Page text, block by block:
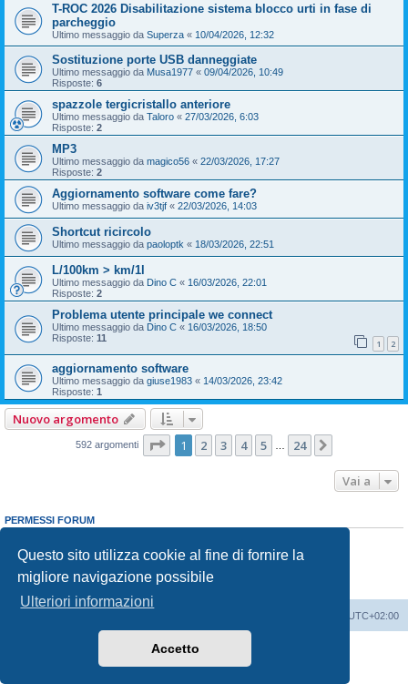
Questo sito utilizza cookie al fine di fornire la
migliore navigazione possibile
Ulteriori informazioni
Accetto
T-ROC 2026 Disabilitazione sistema blocco urti in fase di
parcheggio
Ultimo messaggio da Superza « 10/04/2026, 12:32
Sostituzione porte USB danneggiate
Ultimo messaggio da Musa1977 « 09/04/2026, 10:49
Risposte: 6
spazzole tergicristallo anteriore
Ultimo messaggio da Taloro « 27/03/2026, 6:03
Risposte: 2
MP3
Ultimo messaggio da magico56 « 22/03/2026, 17:27
Risposte: 2
Aggiornamento software come fare?
Ultimo messaggio da iv3tjf « 22/03/2026, 14:03
Shortcut ricircolo
Ultimo messaggio da paoloptk « 18/03/2026, 22:51
L/100km > km/1l
Ultimo messaggio da Dino C « 16/03/2026, 22:01
Risposte: 2
Problema utente principale we connect
Ultimo messaggio da Dino C « 16/03/2026, 18:50
Risposte: 11 1 2
aggiornamento software
Ultimo messaggio da giuse1983 « 14/03/2026, 23:42
Risposte: 1
Nuovo argomento
592 argomenti Pagina di 24
1 2 3 4 5 24
Vai a
PERMESSI FORUM
Non puoirispondere negli argomenti
Non puoimodificare i tuoi messaggi
Non puoicancellare i tuoi messaggi
Non puoi
inviare allegati
UTC+02:00
phpBB® Forum Software © phpBB Limited
phpBB-Italia.it